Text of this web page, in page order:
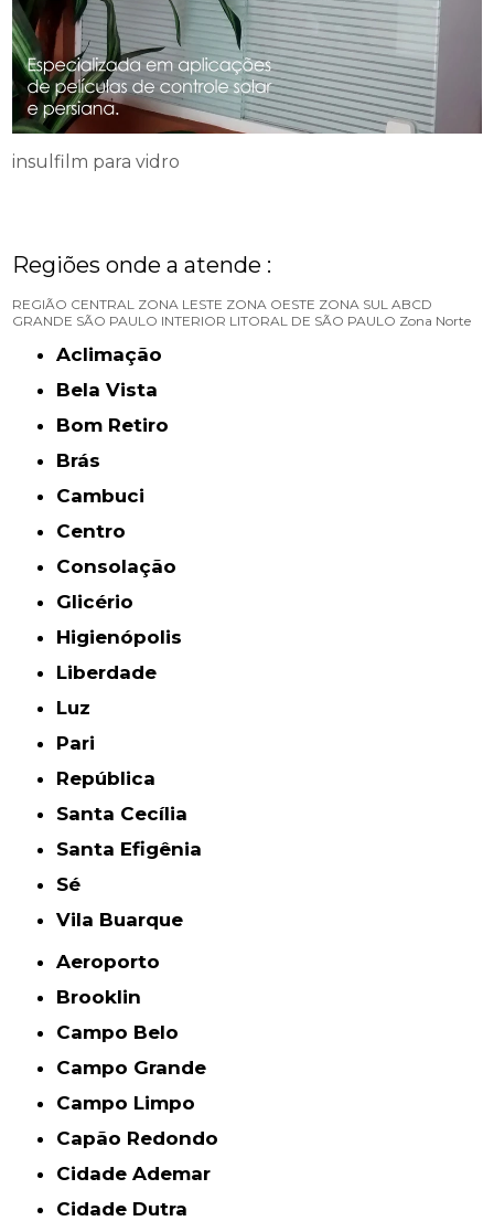
insulfilm para vidro
Regiões onde a atende :
REGIÃO CENTRAL ZONA LESTE ZONA OESTE ZONA SUL ABCD
GRANDE SÃO PAULO INTERIOR LITORAL DE SÃO PAULO Zona Norte
Aclimação
Bela Vista
Bom Retiro
Brás
Cambuci
Centro
Consolação
Glicério
Higienópolis
Liberdade
Luz
Pari
República
Santa Cecília
Santa Efigênia
Sé
Vila Buarque
Aeroporto
Brooklin
Campo Belo
Campo Grande
Campo Limpo
Capão Redondo
Cidade Ademar
Cidade Dutra